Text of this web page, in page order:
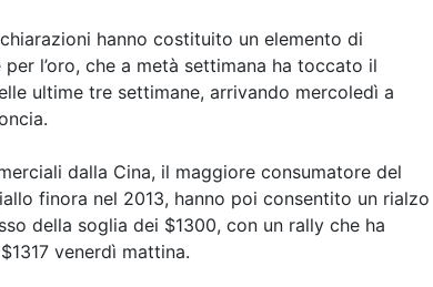
hanno costituito un elemento di
per l’oro, che a metà settimana ha toccato il
ultime tre settimane, arrivando mercoledì a
dalla Cina, il maggiore consumatore del
finora nel 2013, hanno poi consentito un rialzo
della soglia dei $1300, con un rally che ha
venerdì mattina.